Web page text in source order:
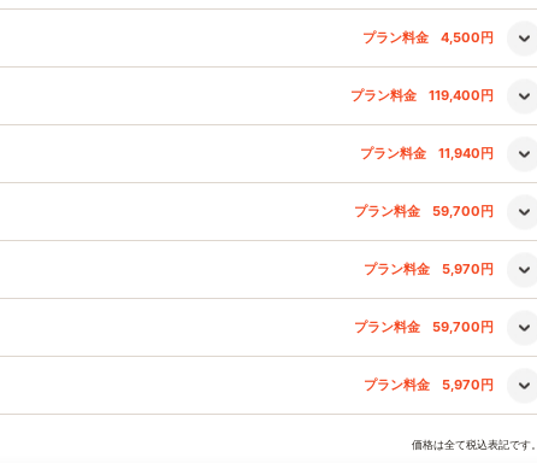
プラン料金 4,500円
プラン料金 119,400円
プラン料金 11,940円
プラン料金 59,700円
プラン料金 5,970円
プラン料金 59,700円
プラン料金 5,970円
価格は全て税込表記です。